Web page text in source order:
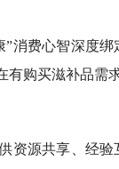
消费心智深度
有购买滋补品需
资源共享、经验